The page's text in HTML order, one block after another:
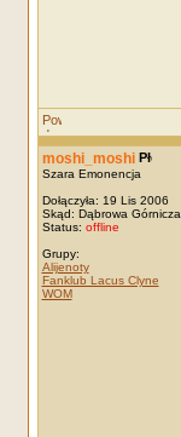
moshi_moshi
Szara Emonencja
Dołączyła: 19 Lis 2006
Skąd: Dąbrowa Górnicza
Status: offline
Grupy:
Alijenoty
Fanklub Lacus Clyne
WOM